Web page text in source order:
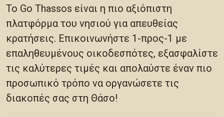
Το Go Thassos είναι η πιο αξιόπιστη
πλατφόρμα του νησιού για απευθείας
κρατήσεις. Επικοινωνήστε 1-προς-1 με
επαληθευμένους οικοδεσπότες, εξασφαλίστε
τις καλύτερες τιμές και απολαύστε έναν πιο
προσωπικό τρόπο να οργανώσετε τις
διακοπές σας στη Θάσο!